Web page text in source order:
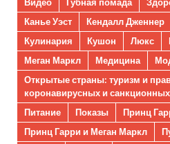
Канье Уэст
Кендалл Дженнер
Кулинария
Кушон Люкс
Меган Маркл
Медицина
Открытые страны: туризм и
коронавирусных и
Питание
Показы
Принц
Принц Гарри и Меган Маркл